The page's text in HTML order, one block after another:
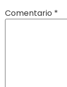
Comentario *